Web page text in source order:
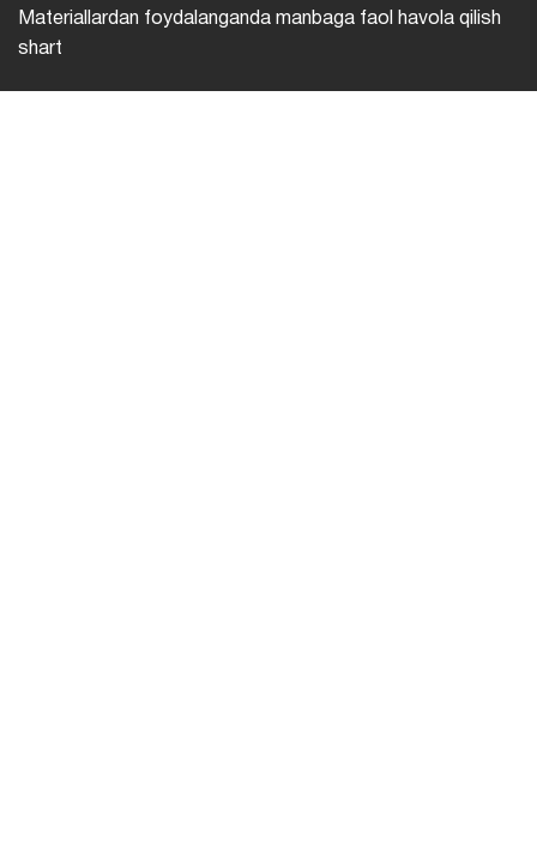
Materiallardan foydalanganda manbaga faol havola qilish
shart